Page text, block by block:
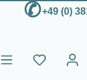
✆+49 (0)